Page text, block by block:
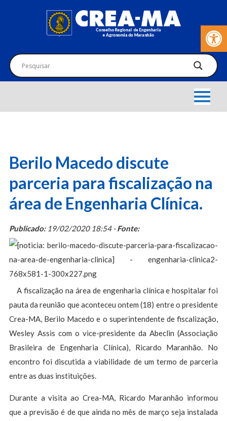
Barra de
Berilo Macedo discute
parceria para fiscalização na
área de Engenharia Clínica.
Publicado:19/02/2020 18:54 -Fonte:
A fiscalização na área de engenharia clínica e hospitalar foi
pauta da reunião que aconteceu ontem (18) entre o presidente
Crea-MA, Berilo Macedo e o superintendente de fiscalização,
Wesley Assis com o vice-presidente da Abeclin (Associação
Brasileira de Engenharia Clínica), Ricardo Maranhão. No
encontro foi discutida a viabilidade de um termo de parceria
entre as duas instituições.
Durante a visita ao Crea-MA, Ricardo Maranhão informou
que a previsão é de que ainda no mês de março seja instalada